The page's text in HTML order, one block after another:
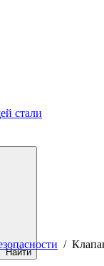
стали
Найти
/